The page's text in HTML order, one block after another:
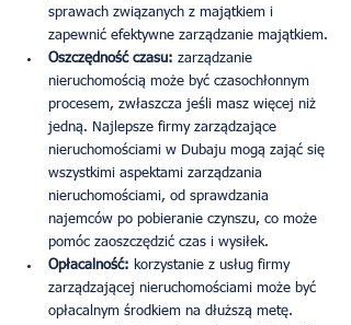
sprawach związanych z majątkiem i
zapewnić efektywne zarządzanie majątkiem.
Oszczędność czasu: zarządzanie
nieruchomością może być czasochłonnym
procesem, zwłaszcza jeśli masz więcej niż
jedną. Najlepsze firmy zarządzające
nieruchomościami w Dubaju mogą zająć się
wszystkimi aspektami zarządzania
nieruchomościami, od sprawdzania
najemców po pobieranie czynszu, co może
pomóc zaoszczędzić czas i wysiłek.
Opłacalność: korzystanie z usług firmy
zarządzającej nieruchomościami może być
opłacalnym środkiem na dłuższą metę.